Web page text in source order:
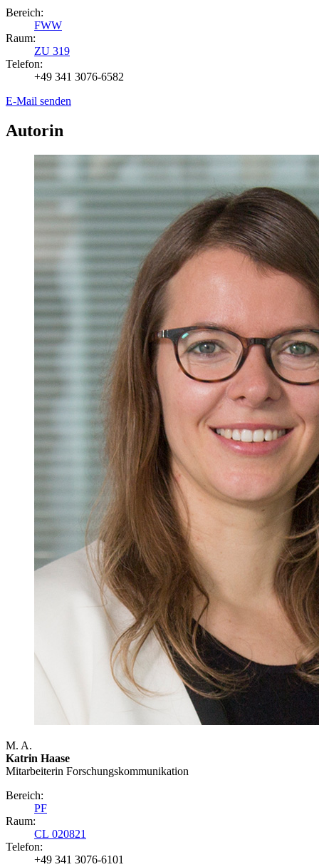
Bereich:
FWW
Raum:
ZU 319
Telefon:
+49 341 3076-6582
E-Mail senden
Autorin
M. A.
Katrin Haase
Mitarbeiterin Forschungs­kommunikation
Bereich:
PF
Raum:
CL 020821
Telefon:
+49 341 3076-6101